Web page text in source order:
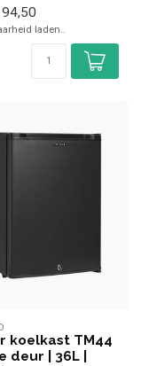
94,50
laden..
koelkast TM44
deur | 36L |